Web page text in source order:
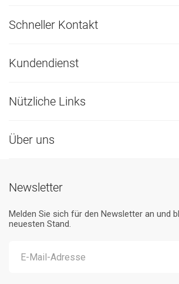
Schneller Kontakt
Kundendienst
Nützliche Links
Über uns
Newsletter
Melden Sie sich für den Newsletter an und
neuesten Stand.